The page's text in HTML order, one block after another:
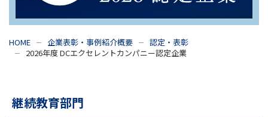
HOME 企業表彰・事例紹介概要
認定・表彰
2026年度 DCエクセレントカンパニー認定企業
継続教育部門